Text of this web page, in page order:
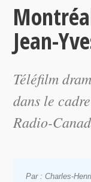
Jean-
Téléfilm
dans le
Radio-
Par : Charles-